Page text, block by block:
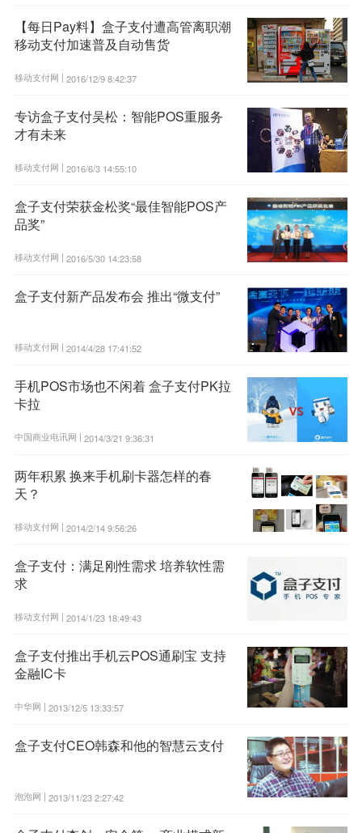
【每日Pay料】盒子支付遭高管离职潮
移动支付加速普及自动售货
移动支付网 | 2016/12/9 8:42:37
专访盒子支付吴松：智能POS重服务
才有未来
移动支付网 | 2016/6/3 14:55:10
盒子支付荣获金松奖“最佳智能POS产
品奖”
移动支付网 | 2016/5/30 14:23:58
盒子支付新产品发布会 推出“微支付”
移动支付网 | 2014/4/28 17:41:52
手机POS市场也不闲着 盒子支付PK拉
卡拉
中国商业电讯网 | 2014/3/21 9:36:31
两年积累 换来手机刷卡器怎样的春
天？
移动支付网 | 2014/2/14 9:56:26
盒子支付：满足刚性需求 培养软性需
求
移动支付网 | 2014/1/23 18:49:43
盒子支付推出手机云POS通刷宝 支持
金融IC卡
中华网 | 2013/12/5 13:33:57
盒子支付CEO韩森和他的智慧云支付
泡泡网 | 2013/11/23 2:27:42